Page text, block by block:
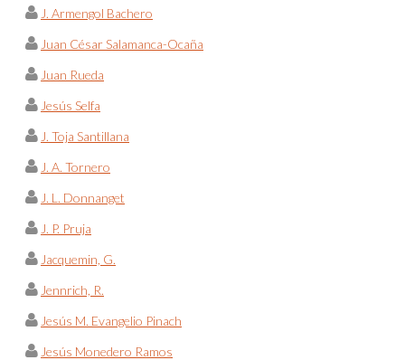
J. Armengol Bachero
Juan César Salamanca-Ocaña
Juan Rueda
Jesús Selfa
J. Toja Santillana
J. A. Tornero
J. L. Donnanget
J. P. Pruja
Jacquemin, G.
Jennrich, R.
Jesús M. Evangelio Pinach
Jesús Monedero Ramos